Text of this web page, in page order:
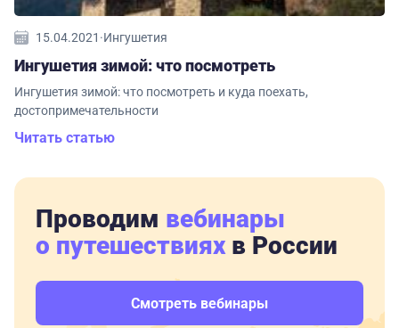
15.04.2021 ·Ингушетия
Ингушетия зимой: что посмотреть
Ингушетия зимой: что посмотреть и куда поехать,
достопримечательности
Читать статью
Проводим вебинары
о путешествиях в России
Смотреть вебинары